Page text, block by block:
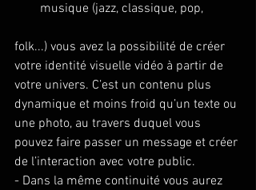
musique (jazz, classique, pop,
folk...) vous avez la possibilité de créer
votre identité visuelle vidéo à partir de
votre univers. C’est un contenu plus
dynamique et moins froid qu’un texte ou
une photo, au travers duquel vous
pouvez faire passer un message et créer
de l’interaction avec votre public.
- Dans la même continuité vous aurez